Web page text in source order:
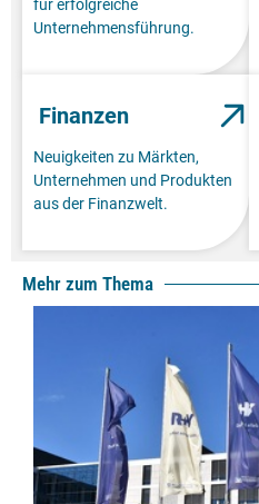
für erfolgreiche
Unternehmensführung.
Finanzen
Neuigkeiten zu Märkten,
Unternehmen und Produkten
aus der Finanzwelt.
Mehr zum Thema